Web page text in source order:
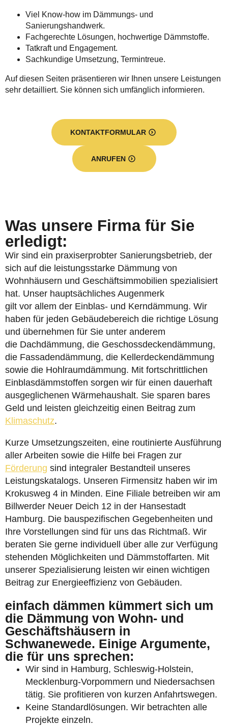
Viel Know-how im Dämmungs- und
Sanierungshandwerk.
Fachgerechte Lösungen, hochwertige Dämmstoffe.
Tatkraft und Engagement.
Sachkundige Umsetzung, Termintreue.
Auf diesen Seiten präsentieren wir Ihnen unsere Leistungen
sehr detailliert. Sie können sich umfänglich informieren.
KONTAKTFORMULAR
ANRUFEN
Was unsere Firma für Sie
erledigt:
Wir sind ein praxiserprobter Sanierungsbetrieb, der
sich auf die leistungsstarke Dämmung von
Wohnhäusern und Geschäftsimmobilien spezialisiert
hat. Unser hauptsächliches Augenmerk
gilt vor allem der Einblas- und Kerndämmung. Wir
haben für jeden Gebäudebereich die richtige Lösung
und übernehmen für Sie unter anderem
die Dachdämmung, die Geschossdeckendämmung,
die Fassadendämmung, die Kellerdeckendämmung
sowie die Hohlraumdämmung. Mit fortschrittlichen
Einblasdämmstoffen sorgen wir für einen dauerhaft
ausgeglichenen Wärmehaushalt. Sie sparen bares
Geld und leisten gleichzeitig einen Beitrag zum
Klimaschutz.
Kurze Umsetzungszeiten, eine routinierte Ausführung
aller Arbeiten sowie die Hilfe bei Fragen zur
Förderung sind integraler Bestandteil unseres
Leistungskatalogs. Unseren Firmensitz haben wir im
Krokusweg 4 in Minden. Eine Filiale betreiben wir am
Billwerder Neuer Deich 12 in der Hansestadt
Hamburg. Die bauspezifischen Gegebenheiten und
Ihre Vorstellungen sind für uns das Richtmaß. Wir
beraten Sie gerne individuell über alle zur Verfügung
stehenden Möglichkeiten und Dämmstoffarten. Mit
unserer Spezialisierung leisten wir einen wichtigen
Beitrag zur Energieeffizienz von Gebäuden.
einfach dämmen kümmert sich um
die Dämmung von Wohn- und
Geschäftshäusern in
Schwanewede. Einige Argumente,
die für uns sprechen:
Wir sind in Hamburg, Schleswig-Holstein,
Mecklenburg-Vorpommern und Niedersachsen
tätig. Sie profitieren von kurzen Anfahrtswegen.
Keine Standardlösungen. Wir betrachten alle
Projekte einzeln.